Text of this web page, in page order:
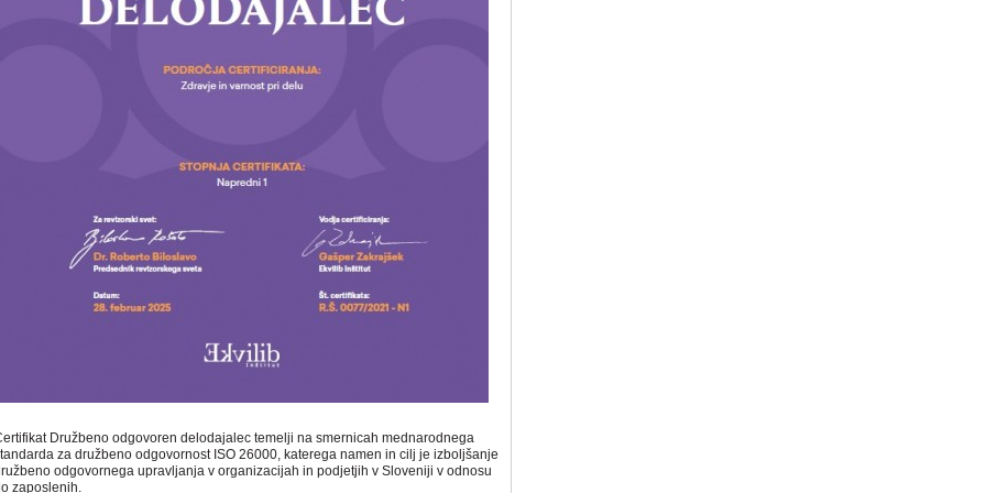
Družbeno odgovoren delodajalec temelji na smernicah mednarodnega
za družbeno odgovornost ISO 26000, katerega namen in cilj je izboljšanje
odgovornega upravljanja v organizacijah in podjetjih v Sloveniji v odnosu
zaposlenih.